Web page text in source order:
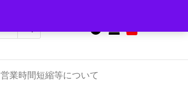
営業時間短縮等について